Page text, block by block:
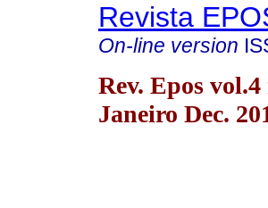
Revista
On-line version
Rev. Epos
Janeiro Dec.